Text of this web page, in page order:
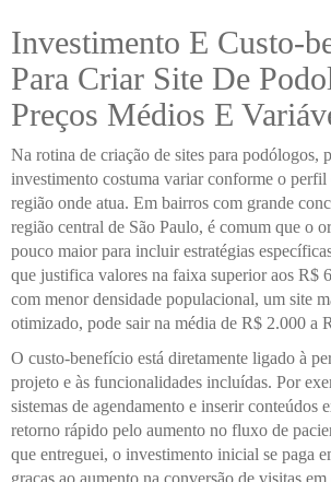
Investimento E Custo-
Para Criar Site De
Preços Médios E
Na rotina de criação de sites para podólogos,
investimento costuma variar conforme o perfil
região onde atua. Em bairros com grande
região central de São Paulo, é comum que o
pouco maior para incluir estratégias
que justifica valores na faixa superior aos R$
com menor densidade populacional, um site
otimizado, pode sair na média de R$ 2.000 a
O custo-benefício está diretamente ligado à
projeto e às funcionalidades incluídas. Por
sistemas de agendamento e inserir conteúdos
retorno rápido pelo aumento no fluxo de
que entreguei, o investimento inicial se paga